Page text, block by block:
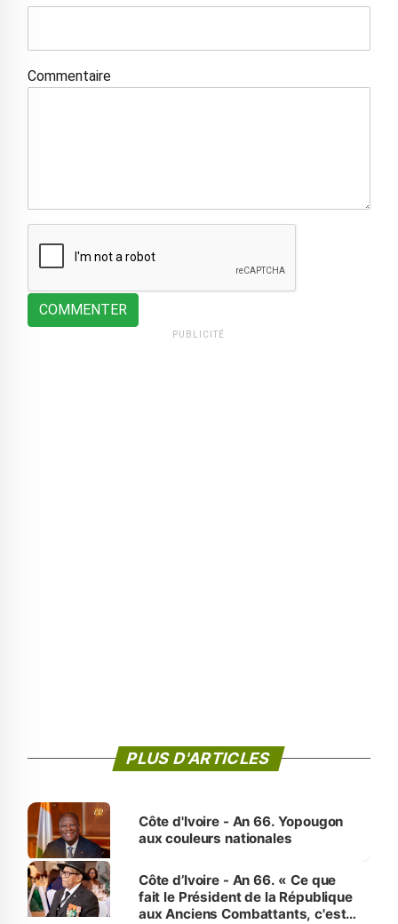
Commentaire
COMMENTER
PUBLICITÉ
PLUS D'ARTICLES
Côte d'Ivoire - An 66. Yopougon
aux couleurs nationales
Côte d’Ivoire - An 66. « Ce que
fait le Président de la République
aux Anciens Combattants, c'est